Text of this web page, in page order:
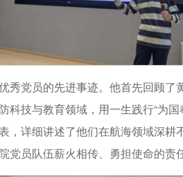
秀党员的先进事迹。他首先回顾
技与教育领域，用一生践行“为国
，详细讲述了他们在航海领域深
员队伍薪火相传、勇担使命的责